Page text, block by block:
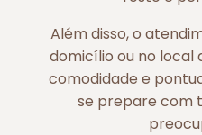
Além disso, o
domicílio ou no local
comodidade e
se prepare com